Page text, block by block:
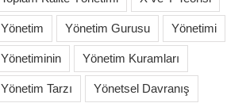
Yönetim Yönetim Gurusu Yönetimi
Yönetiminin Yönetim Kuramları
Yönetim Tarzı Yönetsel Davranış